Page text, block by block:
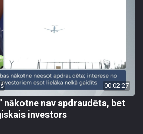
00:02:27
nākotne nav apdraudēta, bet
investors